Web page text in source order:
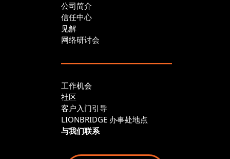
公司简介
信任中心
见解
网络研讨会
工作机会
社区
客户入门引导
LIONBRIDGE 办事处地点
与我们联系